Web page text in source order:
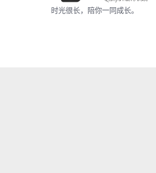
时光很长，陪你一同成长。